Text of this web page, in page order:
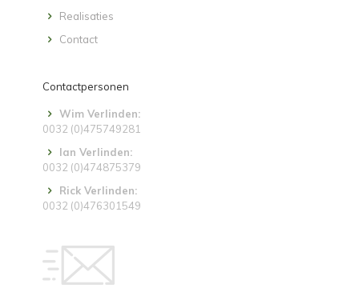
Realisaties
Contact
Contactpersonen
Wim Verlinden:
0032 (0)475749281
Ian Verlinden:
0032 (0)474875379
Rick Verlinden:
0032 (0)476301549